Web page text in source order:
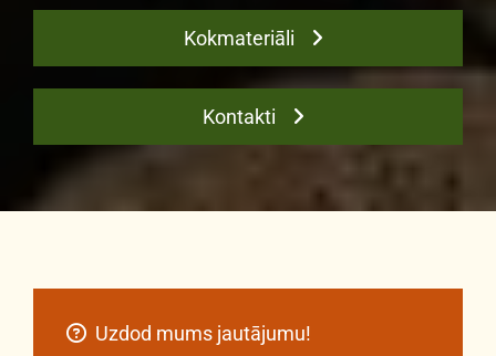
Kokmateriāli
Kontakti
 Uzdod mums jautājumu!